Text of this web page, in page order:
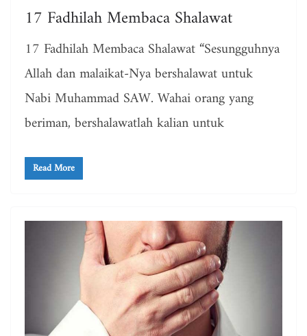
17 Fadhilah Membaca Shalawat
17 Fadhilah Membaca Shalawat “Sesungguhnya
Allah dan malaikat-Nya bershalawat untuk
Nabi Muhammad SAW. Wahai orang yang
beriman, bershalawatlah kalian untuk
Read More